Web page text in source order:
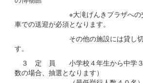
※大滝げんきプラザへの交通
車での送迎が必須となります。
その他の施設には貸し切り
す。
３ 定 員 小学校４年生から中学３
数の場合、抽選となります）